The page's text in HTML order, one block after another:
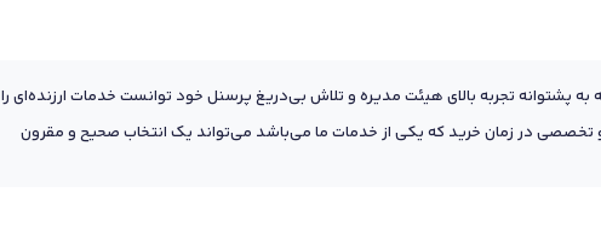
مجموعه به پشتوانه تجربه بالای هیئت مدیره و تلاش بی‌دریغ پرسنل خود توانست خدمات ارزنده‌ای را
در زمان خرید که یکی از خدمات ما می‌باشد می‌تواند یک انتخاب صحیح و مقرون